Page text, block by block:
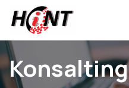
Skip to Content
Konsalting